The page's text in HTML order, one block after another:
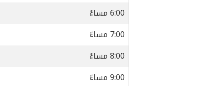
6:00 مساءً
7:00 مساءً
8:00 مساءً
9:00 مساءً